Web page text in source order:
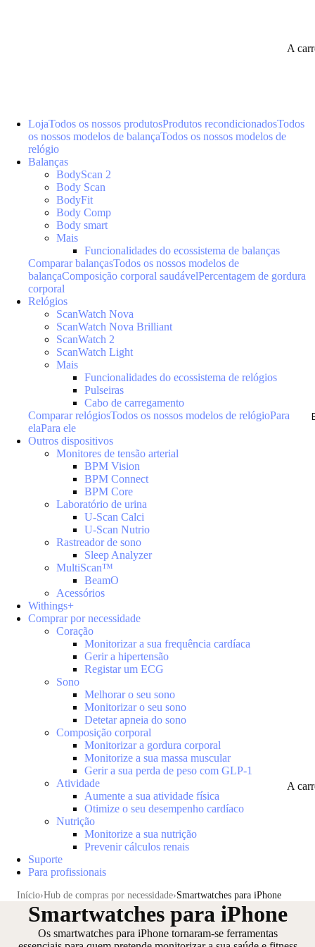
A
A
LojaTodos os nossos produtosProdutos recondicionadosTodos
os nossos modelos de balançaTodos os nossos modelos de
relógio
Balanças
BodyScan 2
Body Scan
BodyFit
Body Comp
Body smart
Mais
Funcionalidades do ecossistema de balanças
Comparar balançasTodos os nossos modelos de
balançaComposição corporal saudávelPercentagem de gordura
corporal
Relógios
ScanWatch Nova
ScanWatch Nova Brilliant
ScanWatch 2
ScanWatch Light
Mais
Funcionalidades do ecossistema de relógios
Pulseiras
Cabo de carregamento
Comparar relógiosTodos os nossos modelos de relógioPara
elaPara ele
Outros dispositivos
Monitores de tensão arterial
BPM Vision
BPM Connect
BPM Core
Laboratório de urina
U-Scan Calci
U-Scan Nutrio
Rastreador de sono
Sleep Analyzer
MultiScan™
BeamO
Acessórios
Withings+
Comprar por necessidade
Coração
Monitorizar a sua frequência cardíaca
Gerir a hipertensão
Registar um ECG
Sono
Melhorar o seu sono
Monitorizar o seu sono
Detetar apneia do sono
Composição corporal
Monitorizar a gordura corporal
Monitorize a sua massa muscular
Gerir a sua perda de peso com GLP-1
Atividade
Aumente a sua atividade física
Otimize o seu desempenho cardíaco
Nutrição
Monitorize a sua nutrição
Prevenir cálculos renais
Suporte
Para profissionais
Início Hub de compras por necessidade Smartwatches para iPhone
Smartwatches para iPhone
Os smartwatches para iPhone tornaram-se ferramentas